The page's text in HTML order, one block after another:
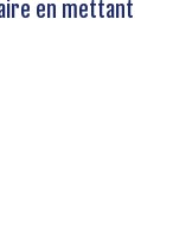
en mettant